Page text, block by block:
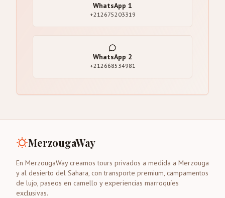
WhatsApp 1
+212675203319
WhatsApp 2
+212668534981
MerzougaWay
En MerzougaWay creamos tours privados a medida a Merzouga
y al desierto del Sahara, con transporte premium, campamentos
de lujo, paseos en camello y experiencias marroquíes
exclusivas.